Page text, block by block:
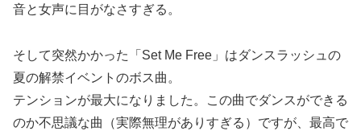
音と女声に目がなさすぎる。
そして突然かかった「Set Me Free」はダンスラッシュの
夏の解禁イベントのボス曲。
テンションが最大になりました。この曲でダンスができる
のか不思議な曲（実際無理がありすぎる）ですが、最高で